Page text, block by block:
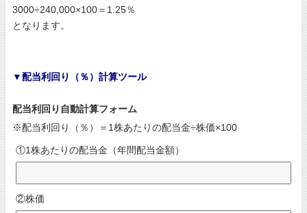
3000÷240,000×100＝1.25％
となります。
▼配当利回り（％）計算ツール
配当利回り自動計算フォーム
※配当利回り（％）＝1株あたりの配当金÷株価×100
①1株あたりの配当金（年間配当金額）
②株価